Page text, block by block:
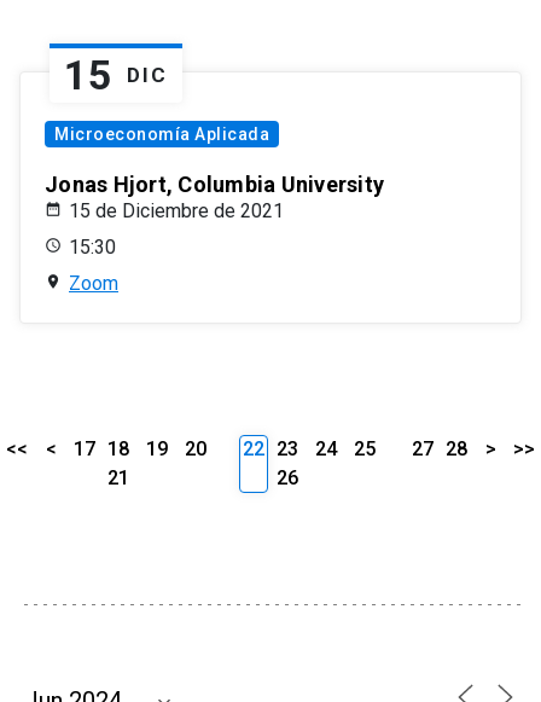
15 DIC
Microeconomía Aplicada
Jonas Hjort, Columbia University
15 de Diciembre de 2021
15:30
Zoom
<< < 17 18 19
20
21
22 23 24
25
26
27 28 > >>